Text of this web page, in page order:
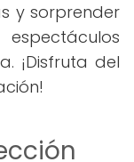
y sorprender
¡Disfruta del